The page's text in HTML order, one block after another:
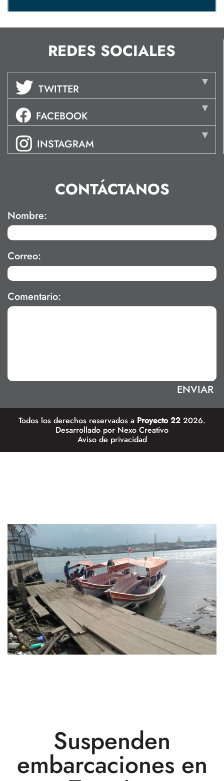
REDES SOCIALES
TWITTER
FACEBOOK
INSTAGRAM
CONTÁCTANOS
Nombre:
Correo:
Comentario:
Todos los derechos reservados a Proyecto 22 2026.
Desarrollado por Nexo Creativo
Aviso de privacidad
Suspenden
embarcaciones en